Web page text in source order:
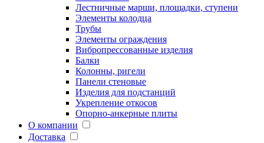
Лестничные марши, площадки, ступени
Элементы колодца
Трубы
Элементы ограждения
Вибропрессованные изделия
Балки
Колонны, ригели
Панели стеновые
Изделия для подстанций
Укрепление откосов
Опорно-анкерные плиты
О компании
Доставка